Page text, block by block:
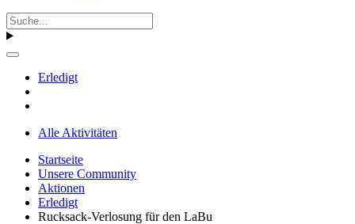
Erledigt
Alle Aktivitäten
Startseite
Unsere Community
Aktionen
Erledigt
Rucksack-Verlosung für den LaBu